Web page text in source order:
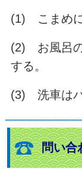
(1) こまめに
(2) お風呂
する。
(3) 洗車はバ
問い合